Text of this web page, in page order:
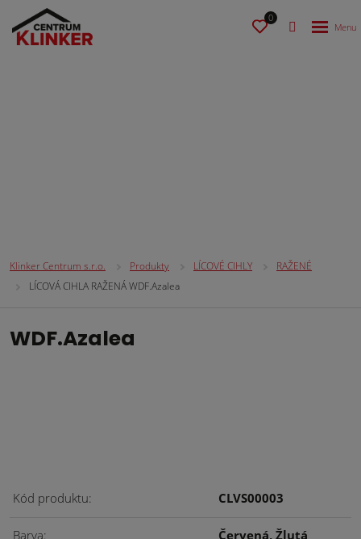
0
Klinker Centrum s.r.o. Produkty LÍCOVÉ CIHLY
RAŽENÉ
LÍCOVÁ CIHLA RAŽENÁ WDF.Azalea
WDF.Azalea
Kód produktu CLVS00003
Barva Červená, Žlutá